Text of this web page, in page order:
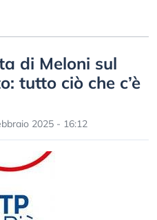
di Meloni sul
tutto ciò che c’è
2025 - 16:12